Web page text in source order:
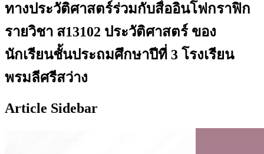
ทางประวัติศาสตร์ร่วมกับสื่ออินโฟกราฟิก
รายวิชา ส13102 ประวัติศาสตร์ ของ
นักเรียนชั้นประถมศึกษาปีที่ 3 โรงเรียน
พรมลีศรีสว่าง
Article Sidebar